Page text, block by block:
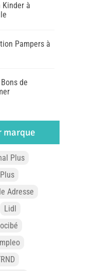
Kinder à
Pampers à
de
marque
Plus
Adresse
Lidl